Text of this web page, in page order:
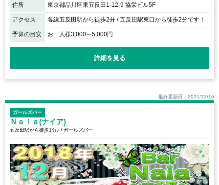
住所 東京都品川区東五反田1-12-9 協栄ビル5F
アクセス 各線五反田駅から徒歩2分 / 五反田駅東口から徒歩2分です！
予算の目安 お一人様3,000～5,000円
詳細を見る
最終更新日：2021/12/16
ガールズバー
Ｎａｉａ(ナイア)
五反田駅から徒歩1分♪ / ガールズバー